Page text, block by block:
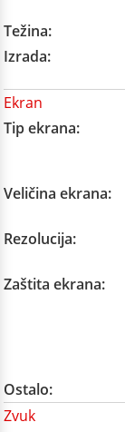
Težina:
Izrada:
Ekran
Tip ekrana:
Veličina ekrana:
Rezolucija:
Zaštita ekrana:
Ostalo:
Zvuk